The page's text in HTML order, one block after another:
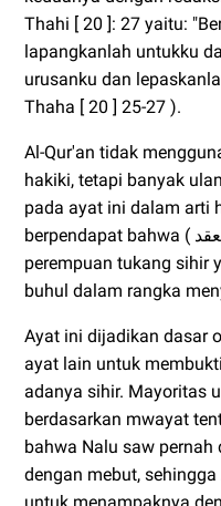
Thahi [ 20 ]: 27 yaitu:
lapangkanlah untukku
urusanku dan
Thaha [ 20 ] 25-27 ).
Al-Qur'an tidak
hakiki, tetapi banyak
pada ayat ini dalam arti
berpendapat bahwa ( النفثت في العقد ) adalah
perempuan tukang sihir
buhul dalam rangka
Ayat ini dijadikan dasar
ayat lain untuk
adanya sihir. Mayoritas
berdasarkan mwayat
bahwa Nalu saw
dengan mebut,